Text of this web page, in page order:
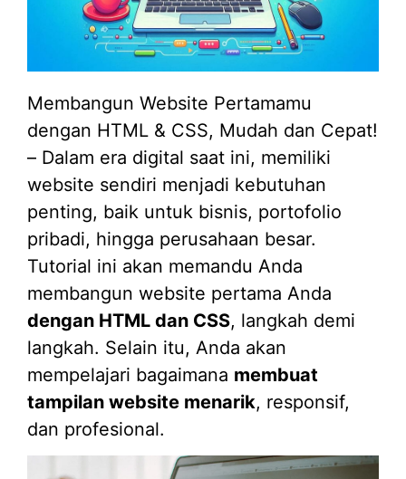
Membangun Website Pertamamu
dengan HTML & CSS, Mudah dan Cepat!
– Dalam era digital saat ini, memiliki
website sendiri menjadi kebutuhan
penting, baik untuk bisnis, portofolio
pribadi, hingga perusahaan besar.
Tutorial ini akan memandu Anda
membangun website pertama Anda
dengan HTML dan CSS, langkah demi
langkah. Selain itu, Anda akan
mempelajari bagaimana membuat
tampilan website menarik, responsif,
dan profesional.